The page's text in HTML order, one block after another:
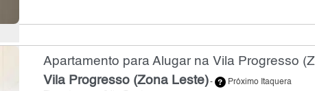
Apartamento para Alugar na Vila Progresso
Vila Progresso (Zona Leste)- Próximo Itaquera